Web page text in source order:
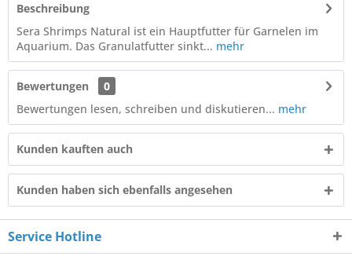
Beschreibung
Sera Shrimps Natural ist ein Hauptfutter für Garnelen im
Aquarium. Das Granulatfutter sinkt... mehr
Bewertungen
0
Bewertungen lesen, schreiben und diskutieren... mehr
Kunden kauften auch
Kunden haben sich ebenfalls angesehen
Service Hotline